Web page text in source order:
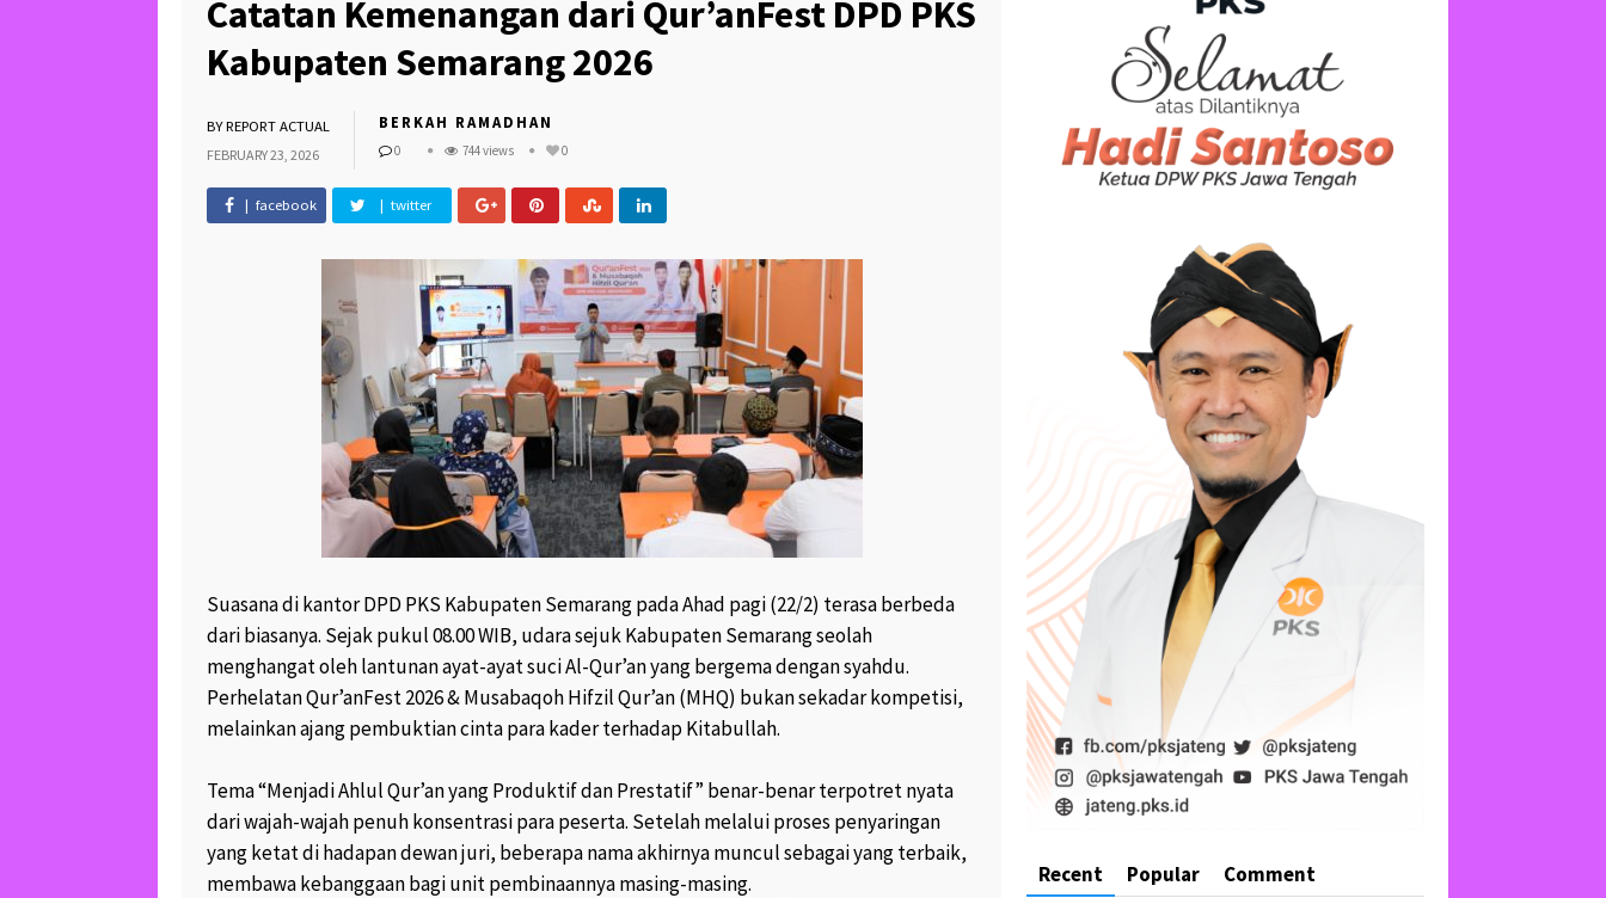
Catatan Kemenangan dari Qur’anFest DPD PKS
Kabupaten Semarang 2026
BYREPORT ACTUAL
FEBRUARY 23, 2026
BERKAH RAMADHAN
0 744 views 0
| facebook | twitter
Suasana di kantor DPD PKS Kabupaten Semarang pada Ahad pagi (22/2) terasa berbeda
dari biasanya. Sejak pukul 08.00 WIB, udara sejuk Kabupaten Semarang seolah
menghangat oleh lantunan ayat-ayat suci Al-Qur’an yang bergema dengan syahdu.
Perhelatan Qur’anFest 2026 & Musabaqoh Hifzil Qur’an (MHQ) bukan sekadar kompetisi,
melainkan ajang pembuktian cinta para kader terhadap Kitabullah.
Tema “Menjadi Ahlul Qur’an yang Produktif dan Prestatif” benar-benar terpotret nyata
dari wajah-wajah penuh konsentrasi para peserta. Setelah melalui proses penyaringan
yang ketat di hadapan dewan juri, beberapa nama akhirnya muncul sebagai yang terbaik,
membawa kebanggaan bagi unit pembinaannya masing-masing.
Recent Popular Comment